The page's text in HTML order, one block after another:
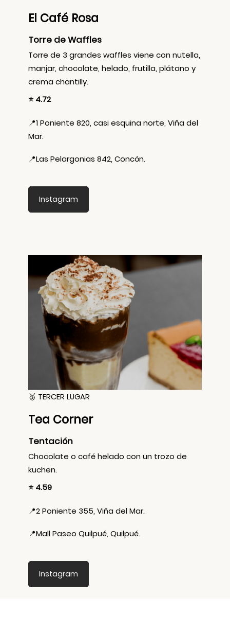
El Café Rosa
Torre de Waffles
Torre de 3 grandes waffles viene con nutella,
manjar, chocolate, helado, frutilla, plátano y
crema chantilly.
⭐ 4.72
📍1 Poniente 820, casi esquina norte, Viña del
Mar.
📍Las Pelargonias 842, Concón.
Instagram
🥉 TERCER LUGAR
Tea Corner
Tentación
Chocolate o café helado con un trozo de
kuchen.
⭐ 4.59
📍2 Poniente 355, Viña del Mar.
📍Mall Paseo Quilpué, Quilpué.
Instagram